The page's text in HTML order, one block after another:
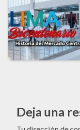
Deja una